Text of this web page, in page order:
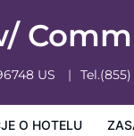
US Tel.
O HOTELU